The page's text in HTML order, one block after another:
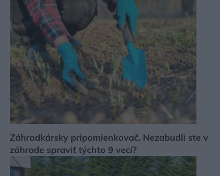
Záhradkársky pripomienkovač. Nezabudli ste v
záhrade spraviť týchto 9 vecí?